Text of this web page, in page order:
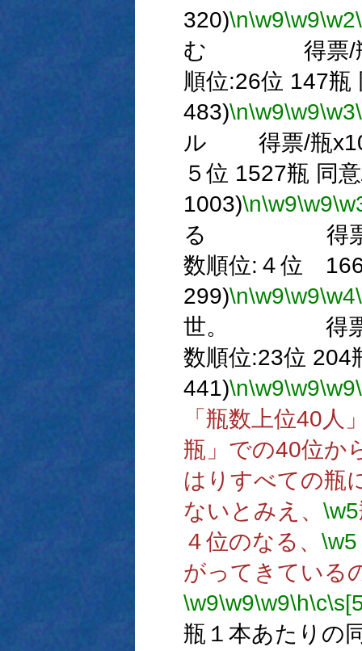
320)\n\w9\w9\w2
む 得票/瓶
順位:26位 147瓶
483)\n\w9\w9\w3
ル 得票/瓶
５位 1527瓶 同
1003)\n\w9\w9
る 得票/瓶
数順位:４位
299)\n\w9\w9\w4
世。 得票/
数順位:23位 204
441)\n\w9\w9\w9
「瓶数上位40人
瓶」での40位か
はりすべての瓶
ないとみえ、 \w5
４位のなる、 \w5
がってきている
\w9\w9\w9\h\c
瓶１本あたりの